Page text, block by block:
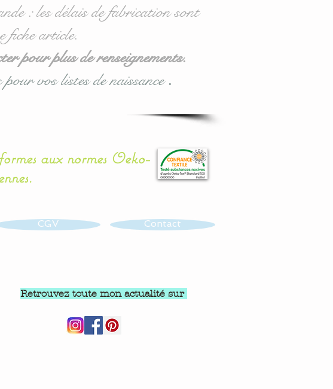
: les délais de fabrication sont
fiche article.
pour plus de renseignements.
vos listes de naissance.
aux normes Oeko-
CGV Contact
Retrouvez toute mon actualité sur